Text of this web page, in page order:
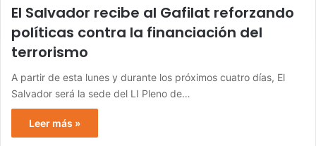
El Salvador recibe al Gafilat reforzando
políticas contra la financiación del
terrorismo
A partir de esta lunes y durante los próximos cuatro días, El
Salvador será la sede del LI Pleno de…
Leer más »